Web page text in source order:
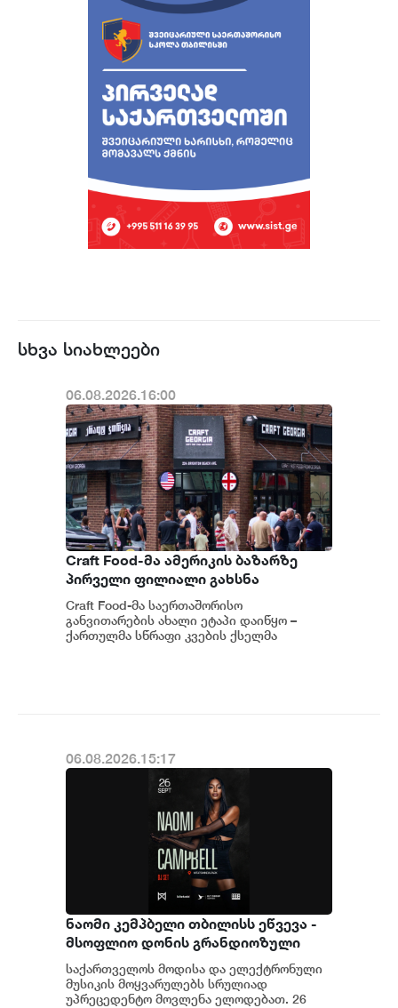
სხვა სიახლეები
06.08.2026.16:00
Craft Food-მა ამერიკის ბაზარზე
პირველი ფილიალი გახსნა
Craft Food-მა საერთაშორისო
განვითარების ახალი ეტაპი დაიწყო –
ქართულმა სწრაფი კვების ქსელმა
06.08.2026.15:17
ნაომი კემპბელი თბილისს ეწვევა -
მსოფლიო დონის გრანდიოზული
შოუს გენერალური სპონსორია
„იელთი ჯგუფი“
საქართველოს მოდისა და ელექტრონული
მუსიკის მოყვარულებს სრულიად
უპრეცედენტო მოვლენა ელოდებათ. 26